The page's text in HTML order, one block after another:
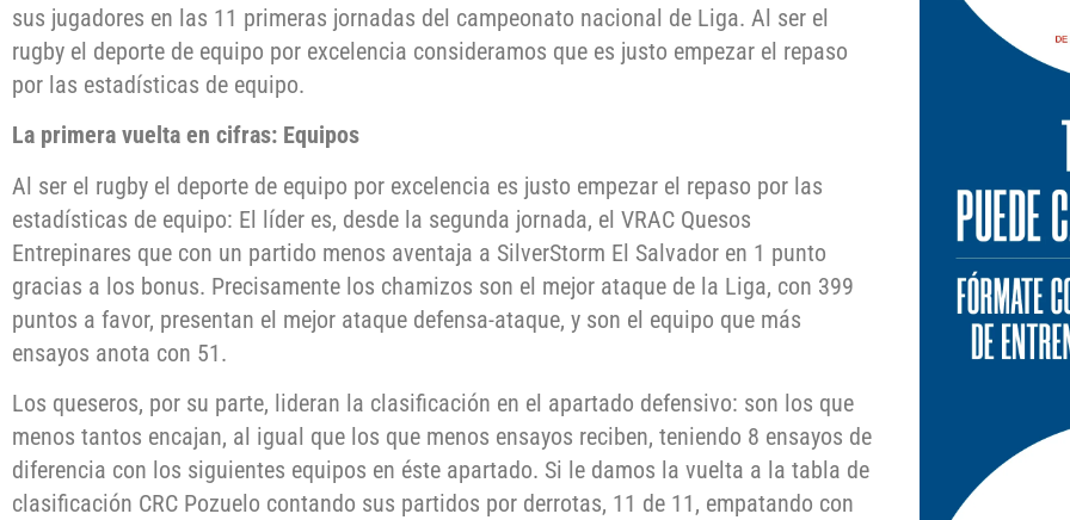
sus jugadores en las 11 primeras jornadas del campeonato nacional de Liga. Al ser el
rugby el deporte de equipo por excelencia consideramos que es justo empezar el repaso
por las estadísticas de equipo.
La primera vuelta en cifras: Equipos
Al ser el rugby el deporte de equipo por excelencia es justo empezar el repaso por las
estadísticas de equipo: El líder es, desde la segunda jornada, el VRAC Quesos
Entrepinares que con un partido menos aventaja a SilverStorm El Salvador en 1 punto
gracias a los bonus. Precisamente los chamizos son el mejor ataque de la Liga, con 399
puntos a favor, presentan el mejor ataque defensa-ataque, y son el equipo que más
ensayos anota con 51.
Los queseros, por su parte, lideran la clasificación en el apartado defensivo: son los que
menos tantos encajan, al igual que los que menos ensayos reciben, teniendo 8 ensayos de
diferencia con los siguientes equipos en éste apartado. Si le damos la vuelta a la tabla de
clasificación CRC Pozuelo contando sus partidos por derrotas, 11 de 11, empatando con